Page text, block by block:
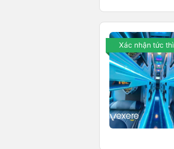
Xác nhận tức thì